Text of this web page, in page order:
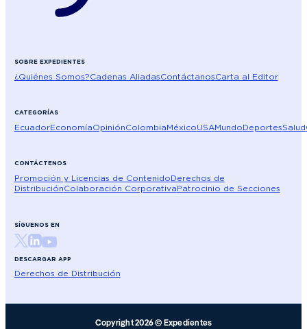
SOBRE EXPEDIENTES
¿Quiénes Somos?Cadenas AliadasContáctanosCarta al Editor
CATEGORÍAS
EcuadorEconomíaOpiniónColombiaMéxicoUSAMundoDeportesSalud
CONTÁCTENOS
Promoción y Licencias de ContenidoDerechos de
DistribuciónColaboración CorporativaPatrocinio de Secciones
SÍGUENOS EN
DESCARGAR APP
Derechos de Distribución
Copyright 2026 © Expedientes